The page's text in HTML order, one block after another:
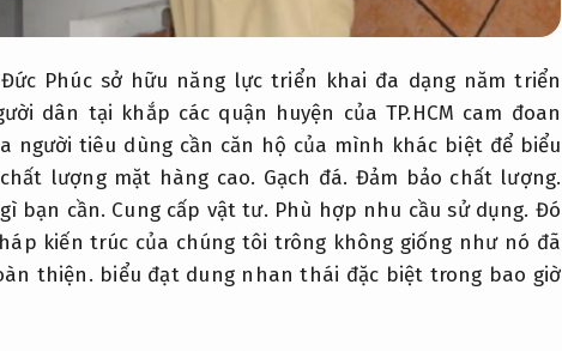
Phúc sở hữu năng lực triển khai đa dạng năm triển
dân tại khắp các quận huyện của TP.HCM cam đoan
người tiêu dùng cần căn hộ của mình khác biệt để biểu
lượng mặt hàng cao. Gạch đá. Đảm bảo chất lượng.
bạn cần. Cung cấp vật tư. Phù hợp nhu cầu sử dụng. Đó
kiến ​​trúc của chúng tôi trông không giống như nó đã
thiện. biểu đạt dung nhan thái đặc biệt trong bao giờ